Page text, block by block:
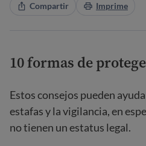
Compartir Imprime
10 formas de
Estos consejos pueden
estafas y la vigilancia, en
no tienen un estatus legal.